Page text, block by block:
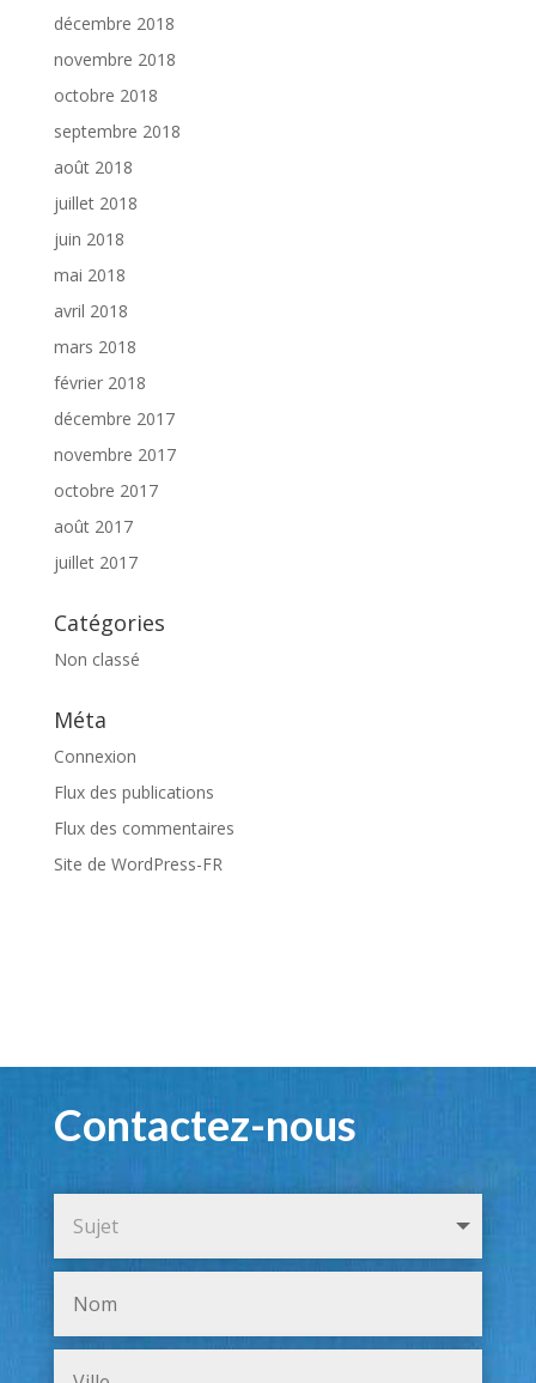
décembre 2018
novembre 2018
octobre 2018
septembre 2018
août 2018
juillet 2018
juin 2018
mai 2018
avril 2018
mars 2018
février 2018
décembre 2017
novembre 2017
octobre 2017
août 2017
juillet 2017
Catégories
Non classé
Méta
Connexion
Flux des publications
Flux des commentaires
Site de WordPress-FR
Contactez-nous